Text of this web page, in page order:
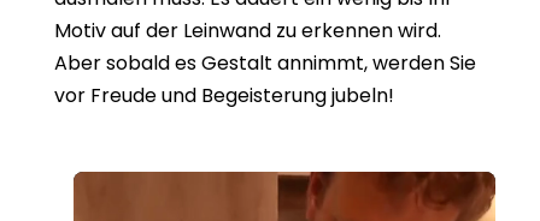
Motiv auf der Leinwand zu erkennen wird.
Aber sobald es Gestalt annimmt, werden Sie
vor Freude und Begeisterung jubeln!